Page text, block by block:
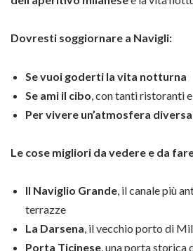
Dovresti soggiornare a Navigli:
Se vuoi goderti la vita notturna
Se ami il cibo , con tanti ristoranti
Per vivere un’atmosfera diversa
Le cose migliori da vedere e da
Il Naviglio Grande, il canale più
terrazze
La Darsena, il vecchio porto di
Porta Ticinese, una porta storica